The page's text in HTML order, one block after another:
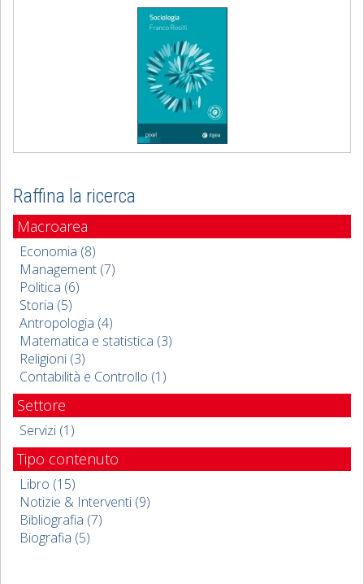
Raffina la ricerca
Macroarea
Economia (8)
Management (7)
Politica (6)
Storia (5)
Antropologia (4)
Matematica e statistica (3)
Religioni (3)
Contabilità e Controllo (1)
Settore
Servizi (1)
Tipo contenuto
Libro (15)
Notizie & Interventi (9)
Bibliografia (7)
Biografia (5)